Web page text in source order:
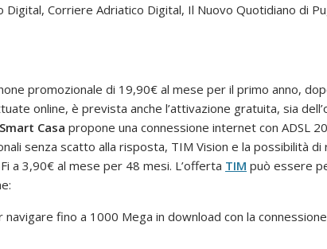
Corriere Adriatico Digital, Il Nuovo Quotidiano di
promozionale di 19,90€ al mese per il primo anno,
online, è prevista anche l’attivazione gratuita, sia
Casa propone una connessione internet con ADSL
senza scatto alla risposta, TIM Vision e la possibilità di
a 3,90€ al mese per 48 mesi. L’offerta TIM può essere
navigare fino a 1000 Mega in download con la